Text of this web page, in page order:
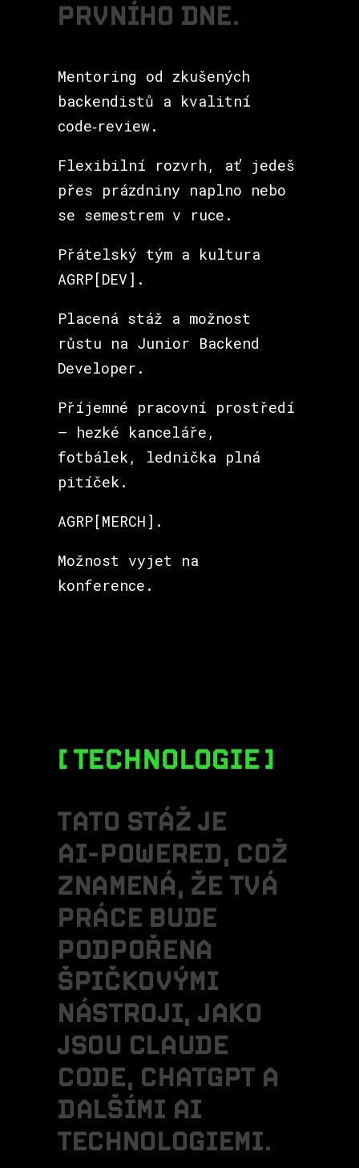
PRVNÍHO DNE.
Mentoring od zkušených
backendistů a kvalitní
code‑review.
Flexibilní rozvrh, ať jedeš
přes prázdniny naplno nebo
se semestrem v ruce.
Přátelský tým a kultura
AGRP[DEV].
Placená stáž a možnost
růstu na Junior Backend
Developer.
Příjemné pracovní prostředí
– hezké kanceláře,
fotbálek, lednička plná
pitíček.
AGRP[MERCH].
Možnost vyjet na
konference.
TECHNOLOGIE
TATO STÁŽ JE
AI-POWERED, COŽ
ZNAMENÁ, ŽE TVÁ
PRÁCE BUDE
PODPOŘENA
ŠPIČKOVÝMI
NÁSTROJI, JAKO
JSOU CLAUDE
CODE, CHATGPT A
DALŠÍMI AI
TECHNOLOGIEMI.